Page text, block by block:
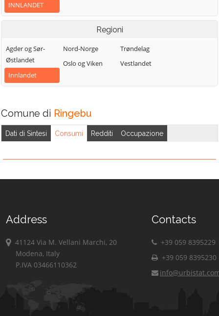
Grue
Hamar
Lesja
Stange
Søndre Land
Øystre Slidre
INNLANDET
Regioni
Agder og Sør-
Østlandet
Innlandet
Nord-Norge
Oslo og Viken
Trøndelag
Vestlandet
Comune di Ringebu
Dati di Sintesi Consumi Redditi Occupazione
Address
41124 Via M. Vellani Marchi, 20
Modena, Italy
P.IVA 03466110362
Contacts
+39 059 8395229
+39 059 8395230